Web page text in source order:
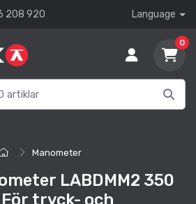
208 920 Language
0
Manometer
LABDMM2 350
tryck- och